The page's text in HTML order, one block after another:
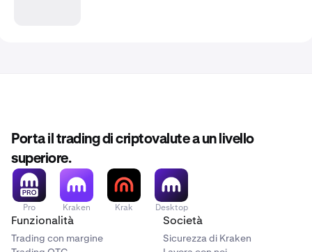
Porta il trading di criptovalute a un livello
superiore.
Pro Kraken Krak Desktop
Funzionalità
Trading con margine
Società
Sicurezza di Kraken